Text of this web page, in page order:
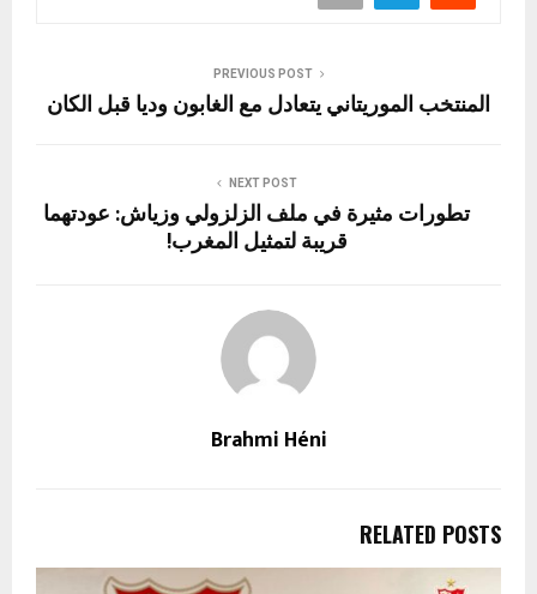
PREVIOUS POST
المنتخب الموريتاني يتعادل مع الغابون وديا قبل الكان
NEXT POST
تطورات مثيرة في ملف الزلزولي وزياش: عودتهما
قريبة لتمثيل المغرب!
Brahmi Héni
RELATED POSTS